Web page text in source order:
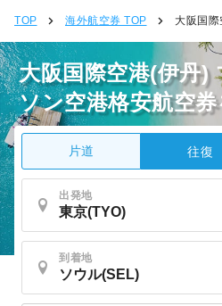
TOP 海外航空券 TOP 大阪国
大阪国際空港(伊丹)
ソン空港格安航空
片道 往復
出発地
到着地